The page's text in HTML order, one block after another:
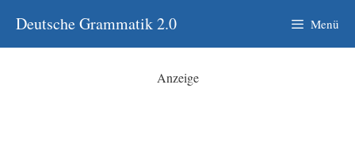
Inhalt
springen
Deutsche Grammatik 2.0 Menü
Anzeige